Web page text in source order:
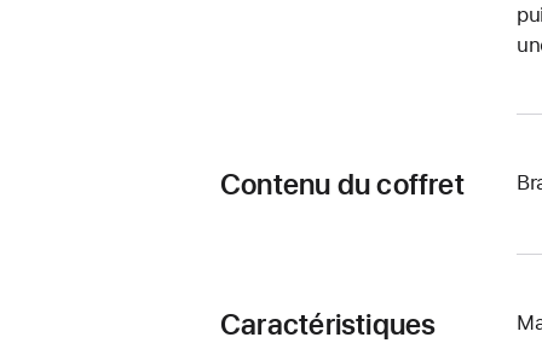
Contenu du coffret
Caractéristiques